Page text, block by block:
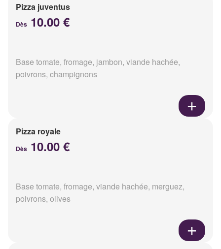
Pizza juventus
Dès 10.00 €
Base tomate, fromage, jambon, viande hachée,
poivrons, champignons
Pizza royale
Dès 10.00 €
Base tomate, fromage, viande hachée, merguez,
poivrons, olives